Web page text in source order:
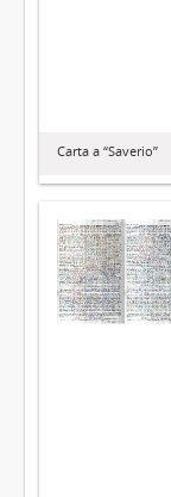
Carta a “Saverio”